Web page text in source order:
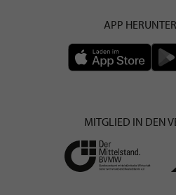
APP
MITGLIED IN DEN